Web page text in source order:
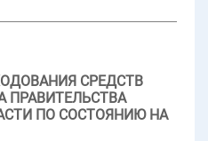
СРЕДСТВ
ПРАВИТЕЛЬСТВА
ПО СОСТОЯНИЮ НА